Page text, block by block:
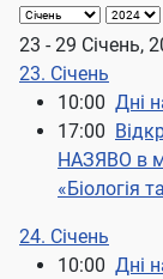
23 - 29 Січень,
23. Січень
10:00 Дні
17:00
НАЗЯВО в
«Біологія
24. Січень
10:00 Дні